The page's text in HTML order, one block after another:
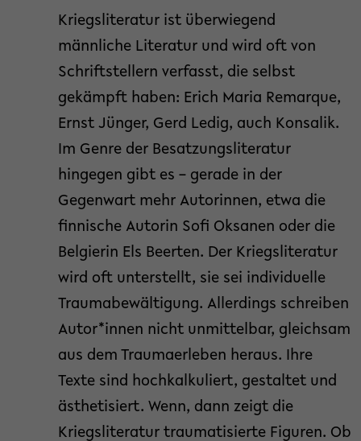
Kriegsliteratur ist überwiegend
männliche Literatur und wird oft von
Schriftstellern verfasst, die selbst
gekämpft haben: Erich Maria Remarque,
Ernst Jünger, Gerd Ledig, auch Konsalik.
Im Genre der Besatzungsliteratur
hingegen gibt es – gerade in der
Gegenwart mehr Autorinnen, etwa die
finnische Autorin Sofi Oksanen oder die
Belgierin Els Beerten. Der Kriegsliteratur
wird oft unterstellt, sie sei individuelle
Traumabewältigung. Allerdings schreiben
Autor*innen nicht unmittelbar, gleichsam
aus dem Traumaerleben heraus. Ihre
Texte sind hochkalkuliert, gestaltet und
ästhetisiert. Wenn, dann zeigt die
Kriegsliteratur traumatisierte Figuren. Ob